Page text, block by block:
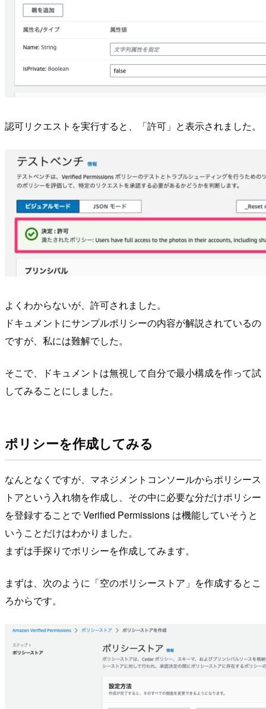
認可リクエストを実行すると、「許可」と表示されました。
よくわからないが、許可されました。
ドキュメントにサンプルポリシーの内容が解説されているの
ですが、私には難解でした。
そこで、ドキュメントは無視して自分で最小構成を作って試
してみることにしました。
ポリシーを作成してみる
なんとなくですが、マネジメントコンソールからポリシース
トアという入れ物を作成し、その中に必要な分だけポリシー
を登録することで Verified Permissions は機能していそうと
いうことだけはわかりました。
まずは手探りでポリシーを作成してみます。
まずは、次のように「空のポリシーストア」を作成するとこ
ろからです。